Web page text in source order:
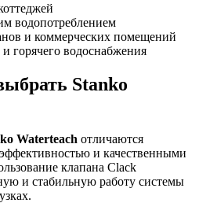
водопотреблением
и коммерческих помещений
горячего водоснабжения
Stanko
Waterteach отличаются
и качественными
клапана Clack
и стабильную работу системы